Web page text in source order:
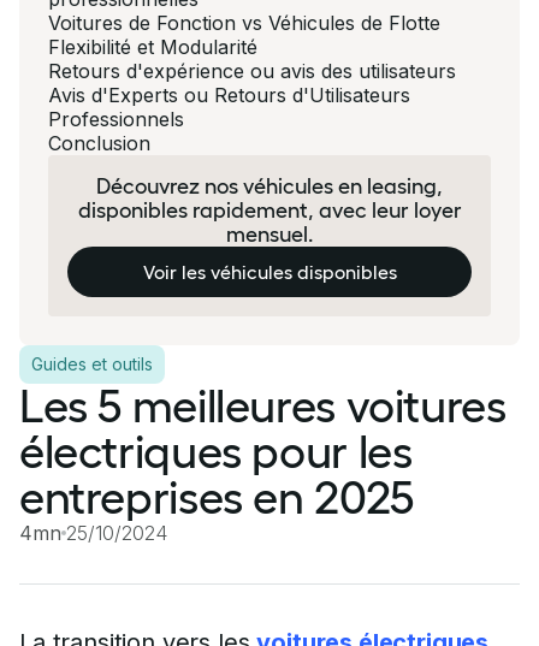
Voitures de Fonction vs Véhicules de Flotte
Flexibilité et Modularité
Retours d'expérience ou avis des utilisateurs
Avis d'Experts ou Retours d'Utilisateurs
Professionnels
Conclusion
Découvrez nos véhicules en leasing,
disponibles rapidement, avec leur loyer
mensuel.
Voir les véhicules disponibles
Guides et outils
Les 5 meilleures voitures
électriques pour les
entreprises en 2025
4mn 25/10/2024